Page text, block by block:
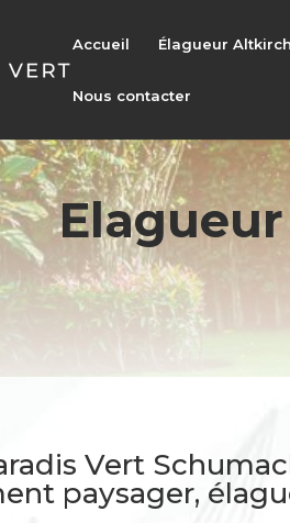
Accueil Élagueur Altkirch
Nous contacter
Vert
paysager,